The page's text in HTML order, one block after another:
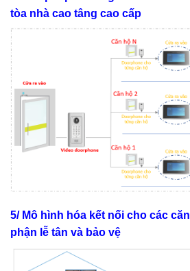
tòa nhà cao tâng cao cấp
5/ Mô hình hóa kết nối cho các
phận lễ tân và bảo vệ